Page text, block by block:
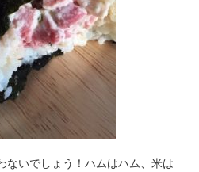
ないでしょう！ハムはハム、米は